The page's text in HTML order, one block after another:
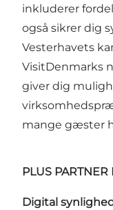
inkluderer
også sikrer dig
Vesterhavets
VisitDenmarks
giver dig
mange gæster
PLUS
Digital